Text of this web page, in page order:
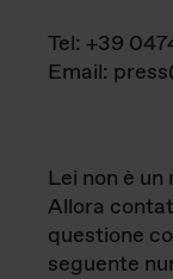
Tel: +39
Email:
Lei non è
Allora
questione
seguente